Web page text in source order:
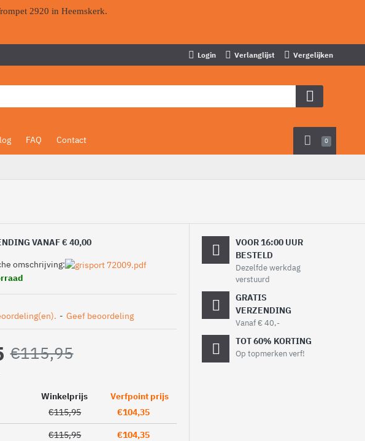
2920 in Heemskerk.
Login Verlanglijst Vergelijken
FAQ Contact 0
VANAF € 40,00
omschrijving:
- Geef beoordeling
€115,95
Winkelprijs
Verfpoint prijs
€115,95
€104,35
€115,95 €104,35
VOOR 16:00 UUR
BESTELD
Dezelfde werkdag
verstuurd
GRATIS
VERZENDING
Vanaf € 40,-
TOT 60% KORTING
Op topmerken verf!